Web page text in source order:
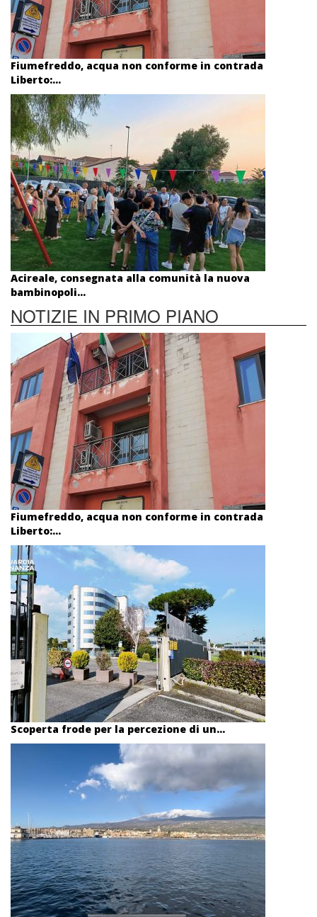
Fiumefreddo, acqua non conforme in contrada
Liberto:...
Acireale, consegnata alla comunità la nuova
bambinopoli...
NOTIZIE IN PRIMO PIANO
Fiumefreddo, acqua non conforme in contrada
Liberto:...
Scoperta frode per la percezione di un...